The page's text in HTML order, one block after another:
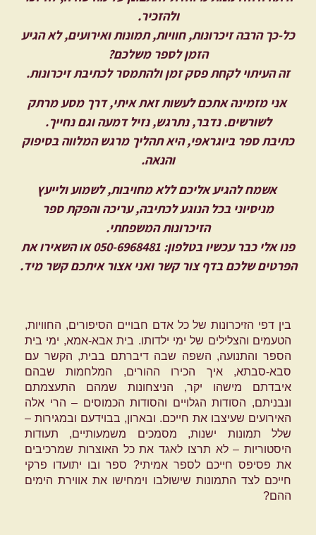
ולהזכיר.
כל-כך הרבה זיכרונות, חוויות, תמונות ואירועים, לא הגיע
הזמן לספר משלכם?
זה העיתוי לקחת פסק זמן ולהתמסר לכתיבת זיכרונות.
אני מזמינה אתכם לעשות זאת איתי, דרך מסע מרתק
לשורשים. נדבר, נתרגש, נזיל דמעה וגם נחייך.
כתיבת ספר ביוגראפי, היא תהליך מרגש המלווה בסיפוק
והנאה.
אשמח להגיע אליכם ללא מחויבות, לשמוע ולייעץ
מניסיוני בכל הנוגע לכתיבה, עריכה והפקת ספר
הזיכרונות המשפחתי.
פנו אלי כבר עכשיו בטלפון: 050-6968481 או השאירו את
הפרטים שלכם בדףצור קשר ואני אצור איתכם קשר מיד.
בין דפי הזיכרונות של כל אדם חבויים הסיפורים, החוויות,
הטעמים והצלילים של ימי ילדותו. בית אבא-אמא, ימי בית
הספר והתנועה, השפה שבה דיברתם בבית, הקשר עם
סבא-סבתא, איך הכירו ההורים, המלחמות שבהם
איבדתם מישהו יקר, הניצחונות שמהם התעצמתם
ונבניתם, הסודות הגלויים והסודות הכמוסים – הרי אלה
האירועים שעיצבו את חייכם. ובארון, בבוידעם ובמגירות –
שלל תמונות ישנות, מסמכים משמעותיים, תעודות
היסטוריות – לא תרצו לאגד את כל האוצרות שמרכיבים
את פסיפס חייכם לספר אמיתי? ספר ובו יתועדו פרקי
חייכם לצד התמונות שישולבו וימחישו את אווירת הימים
ההם?